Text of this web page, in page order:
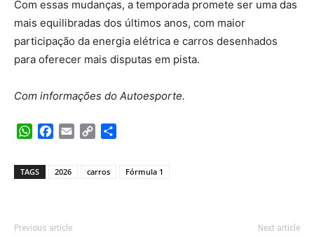
Com essas mudanças, a temporada promete ser uma das
mais equilibradas dos últimos anos, com maior
participação da energia elétrica e carros desenhados
para oferecer mais disputas em pista.
Com informações do Autoesporte.
WhatsApp
Facebook
Email Copy
TAGS 2026 carros Fórmula 1
Previous article Next article